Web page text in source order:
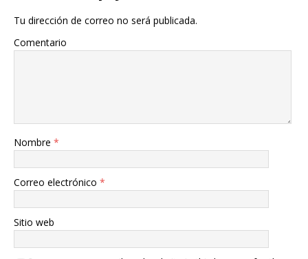
Tu dirección de correo no será publicada.
Comentario
Nombre *
Correo electrónico *
Sitio web